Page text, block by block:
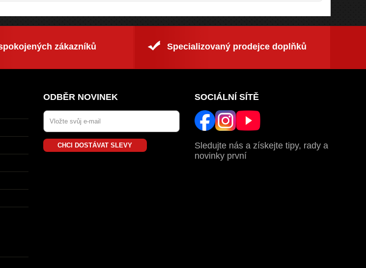
zákazníků Specializovaný prodejce doplňků
ODBĚR NOVINEK
CHCI DOSTÁVAT SLEVY
SOCIÁLNÍ SÍTĚ
Sledujte nás a získejte tipy, rady a
novinky první